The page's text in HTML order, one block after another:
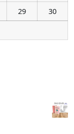
29
30